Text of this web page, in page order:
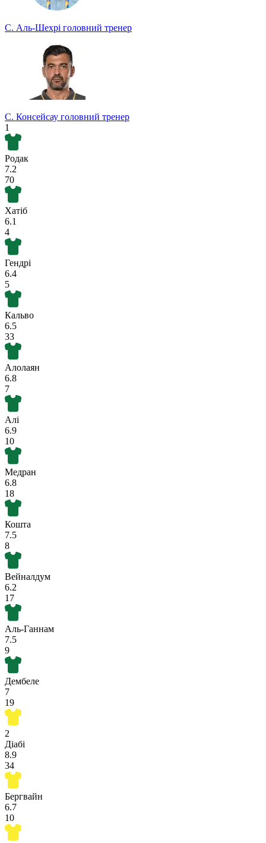
С. Аль-Шехрі головний тренер
С. Консейсау головний тренер
1
Родак
7.2
70
Хатіб
6.1
4
Гендрі
6.4
5
Кальво
6.5
33
Алолаян
6.8
7
Алі
6.9
10
Медран
6.8
18
Кошта
7.5
8
Вейналдум
6.2
17
Аль-Ганнам
7.5
9
Дембеле
7
19
2
Діабі
8.9
34
Бергвайн
6.7
10